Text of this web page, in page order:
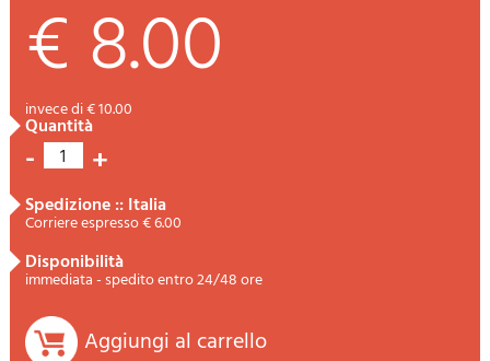
€ 8.00
invece di € 10.00
quantità
- 1 +
spedizione :: Italia
Corriere espresso € 6.00
disponibilità
immediata - spedito entro 24/48 ore
Aggiungi al carrello